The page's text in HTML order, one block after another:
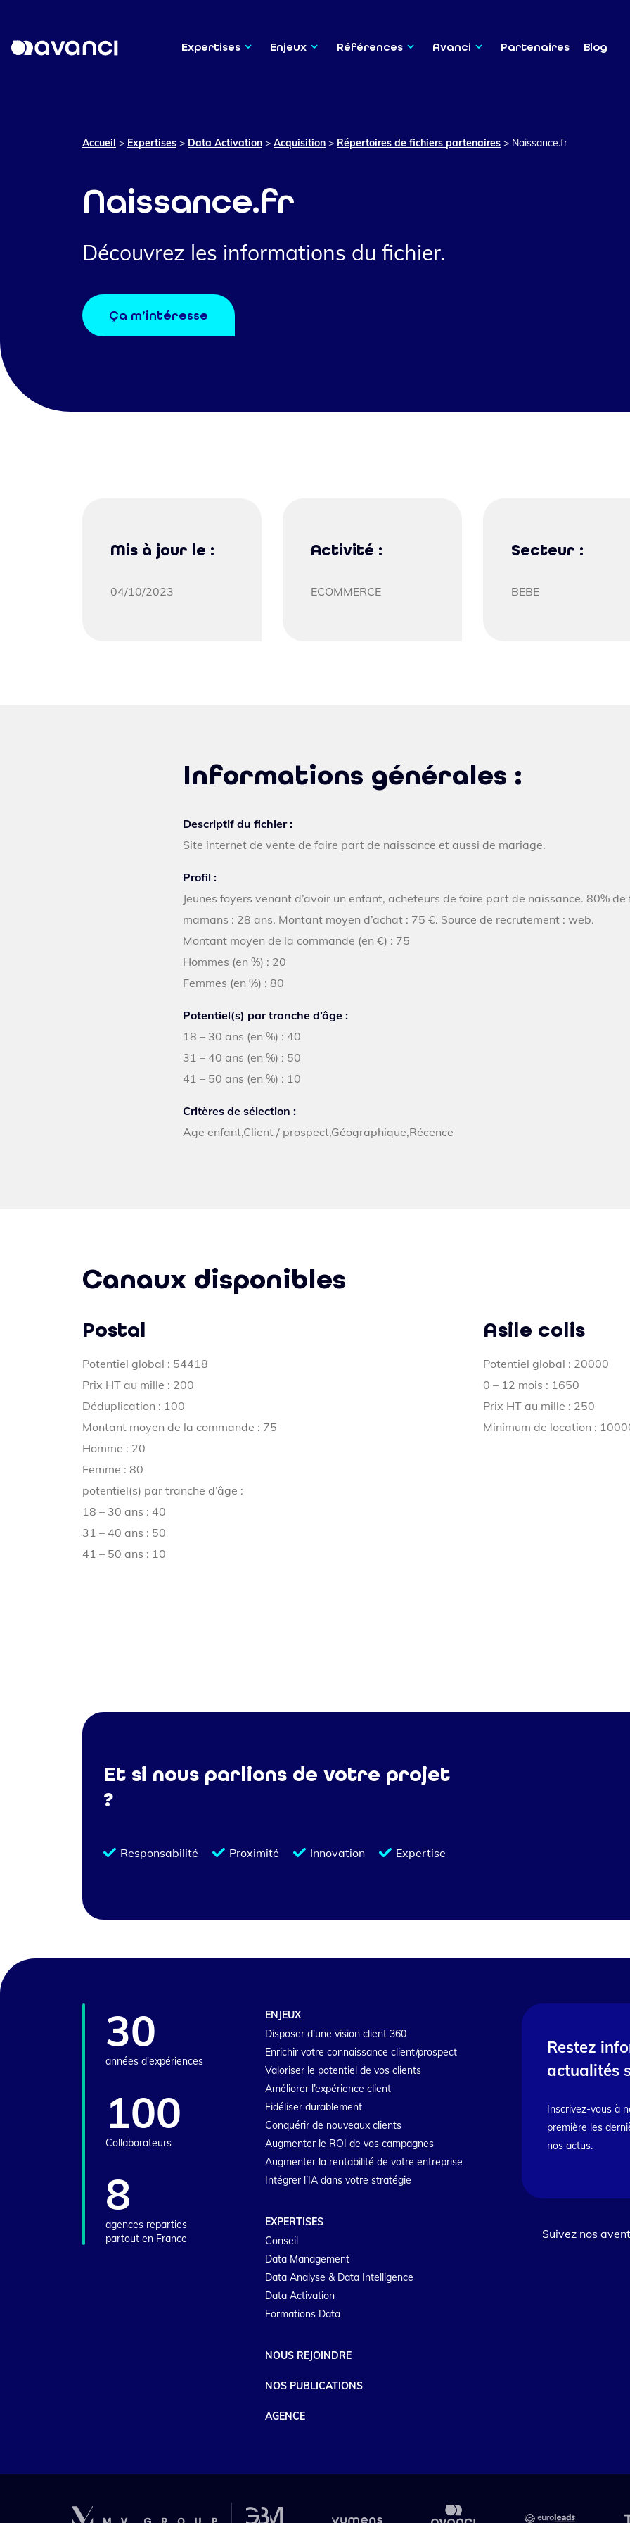
Expertises Enjeux Références Avanci Partenaires Blog
Accueil > Expertises > Data Activation > Acquisition > Répertoires de fichiers partenaires > Naissance.fr
Naissance.fr
Découvrez les informations du fichier.
Ça m’intéresse
Mis à jour le :
04/10/2023
Activité :
ECOMMERCE
Secteur :
BEBE
Informations générales :
Descriptif du fichier :
Site internet de vente de faire part de naissance et aussi de mariage.
Profil :
Jeunes foyers venant d’avoir un enfant, acheteurs de faire part de naissance. 80%
mamans : 28 ans. Montant moyen d’achat : 75 €. Source de recrutement : web.
Montant moyen de la commande (en €) : 75
Hommes (en %) : 20
Femmes (en %) : 80
Potentiel(s) par tranche d’âge :
18 – 30 ans (en %) : 40
31 – 40 ans (en %) : 50
41 – 50 ans (en %) : 10
Critères de sélection :
Age enfant,Client / prospect,Géographique,Récence
Canaux disponibles
Postal
Potentiel global : 54418
Prix HT au mille : 200
Déduplication : 100
Montant moyen de la commande : 75
Homme : 20
Femme : 80
potentiel(s) par tranche d’âge :
18 – 30 ans : 40
31 – 40 ans : 50
41 – 50 ans : 10
Asile colis
Potentiel global : 20000
0 – 12 mois : 1650
Prix HT au mille : 250
Minimum de location :
Et si nous parlions de votre projet
?
Responsabilité Proximité Innovation Expertise
30
années d'expériences
100
Collaborateurs
8
agences reparties
partout en France
ENJEUX
Disposer d’une vision client 360
Enrichir votre connaissance client/prospect
Valoriser le potentiel de vos clients
Améliorer l’expérience client
Fidéliser durablement
Conquérir de nouveaux clients
Augmenter le ROI de vos campagnes
Augmenter la rentabilité de votre entreprise
Intégrer l’IA dans votre stratégie
EXPERTISES
Conseil
Data Management
Data Analyse & Data Intelligence
Data Activation
Formations Data
NOUS REJOINDRE
NOS PUBLICATIONS
AGENCE
Restez
actualités
Inscrivez-vous à
première les
nos actus.
Suivez nos